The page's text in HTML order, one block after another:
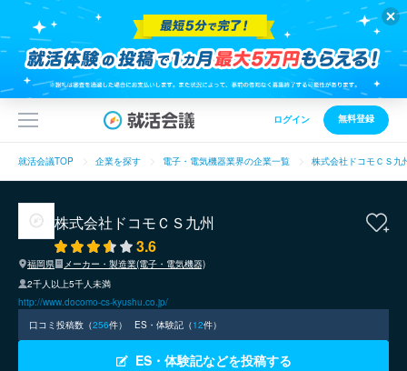
ログイン 無料登録
就活会議TOP 企業を探す 電子・電気機器業界の企業一覧 株式会社ドコモＣＳ九
株式会社ドコモＣＳ九州
3.6
福岡県
メーカー・製造業(電子・電気機器)
2千人以上5千人未満
http://www.docomo-cs-kyushu.co.jp/
口コミ投稿数（256件） ES・体験記（12件）
ES・体験記などを投稿する